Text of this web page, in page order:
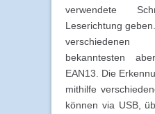
verwendete
Leserichtung geben.
verschiedenen
bekanntesten
EAN13. Die
mithilfe
können via USB,